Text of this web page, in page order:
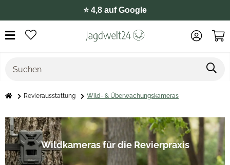
🛒 Paypal, Klarna, u.v.m.
Revierausstattung Wild- & Überwachungskameras
Wildkameras für die Revierpraxis